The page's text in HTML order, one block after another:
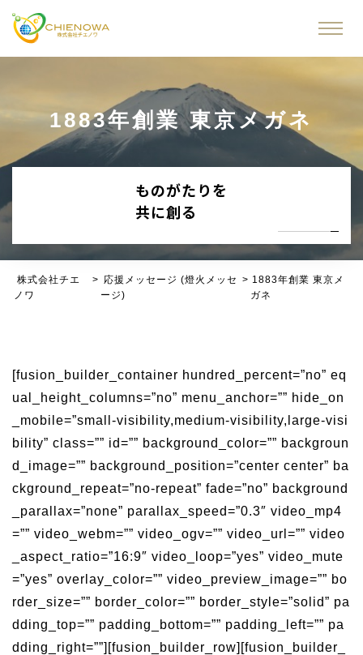
1883年創業 東京メガネ
ものがたりを
共に創る
株式会社チエ
ノワ
> 応援メッセージ (燈火メッセ
ージ)
> 1883年創業 東京メ
ガネ
[fusion_builder_container hundred_percent=”no” eq
ual_height_columns=”no” menu_anchor=”” hide_on
_mobile=”small-visibility,medium-visibility,large-visi
bility” class=”” id=”” background_color=”” backgroun
d_image=”” background_position=”center center” ba
ckground_repeat=”no-repeat” fade=”no” background
_parallax=”none” parallax_speed=”0.3″ video_mp4
=”” video_webm=”” video_ogv=”” video_url=”” video
_aspect_ratio=”16:9″ video_loop=”yes” video_mute
=”yes” overlay_color=”” video_preview_image=”” bo
rder_size=”” border_color=”” border_style=”solid” pa
dding_top=”” padding_bottom=”” padding_left=”” pa
dding_right=””][fusion_builder_row][fusion_builder_